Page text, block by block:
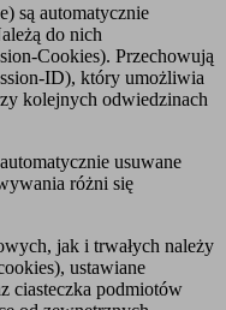
są automatycznie
do nich
Cookies). Przechowują
ID), który umożliwia
kolejnych odwiedzinach
usuwane
różni się
jak i trwałych należy
ustawiane
ciasteczka podmiotów